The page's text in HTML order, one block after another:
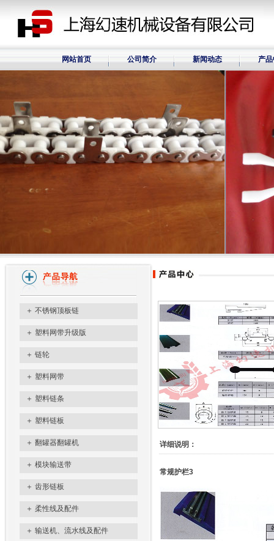
网站首页 公司简介 新闻动态 产
＋ 不锈钢顶板链
＋ 塑料网带升级版
＋ 链轮
＋ 塑料网带
＋ 塑料链条
＋ 塑料链板
＋ 翻罐器翻罐机
＋ 模块输送带
＋ 齿形链板
＋ 柔性线及配件
＋ 输送机、流水线及配件
详细说明：
常规护栏3